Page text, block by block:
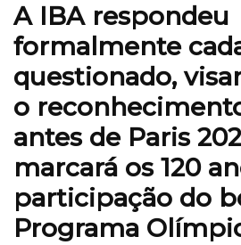
A IBA respondeu
formalmente
questionado,
o
antes de Paris
marcará os 120
participação do
Programa